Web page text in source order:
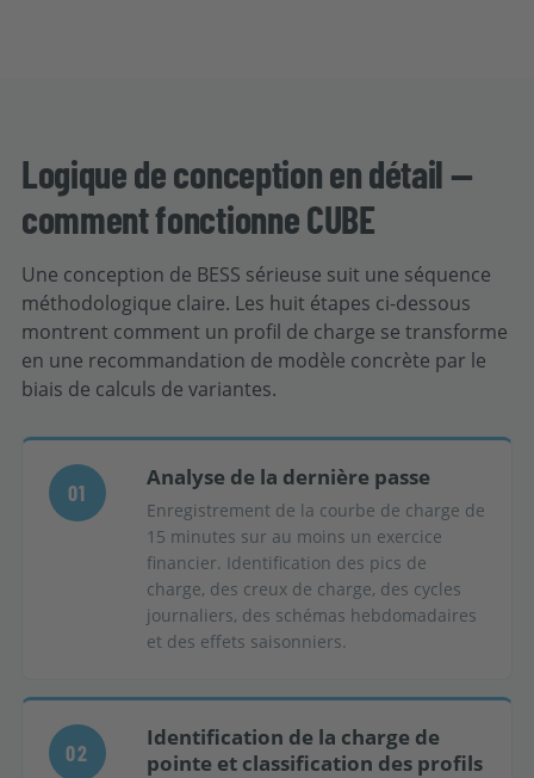
Logique de conception en détail —
comment fonctionne CUBE
Une conception de BESS sérieuse suit une séquence
méthodologique claire. Les huit étapes ci-dessous
montrent comment un profil de charge se transforme
en une recommandation de modèle concrète par le
biais de calculs de variantes.
01
Analyse de la dernière passe
Enregistrement de la courbe de charge de
15 minutes sur au moins un exercice
financier. Identification des pics de
charge, des creux de charge, des cycles
journaliers, des schémas hebdomadaires
et des effets saisonniers.
02
Identification de la charge de
pointe et classification des profils